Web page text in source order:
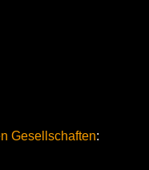
Gesellschaften: